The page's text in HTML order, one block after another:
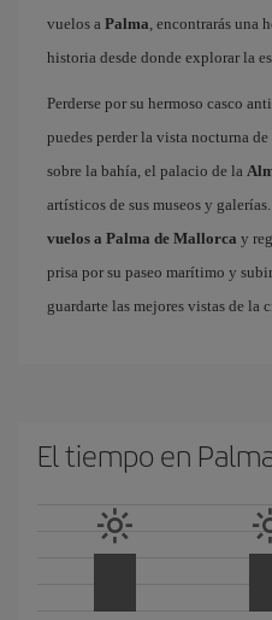
vuelos a Palma, encontrarás una
historia desde donde explorar la
Perderse por su hermoso casco
puedes perder la vista nocturna de
sobre la bahía, el palacio de la
artísticos de sus museos y
vuelos a Palma de Mallorca y
prisa por su paseo marítimo y
guardarte las mejores vistas de la
El tiempo en